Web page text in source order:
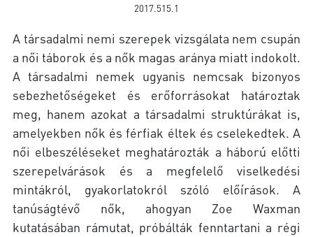
2017.515.1
A társadalmi nemi szerepek vizsgálata nem csupán
a női táborok és a nők magas aránya miatt indokolt.
A társadalmi nemek ugyanis nemcsak bizonyos
sebezhetőségeket és erőforrásokat határoztak
meg, hanem azokat a társadalmi struktúrákat is,
amelyekben nők és férfiak éltek és cselekedtek. A
női elbeszéléseket meghatározták a háború előtti
szerepelvárások és a megfelelő viselkedési
mintákról, gyakorlatokról szóló előírások. A
tanúságtévő nők, ahogyan Zoe Waxman
kutatásában rámutat, próbálták fenntartani a régi